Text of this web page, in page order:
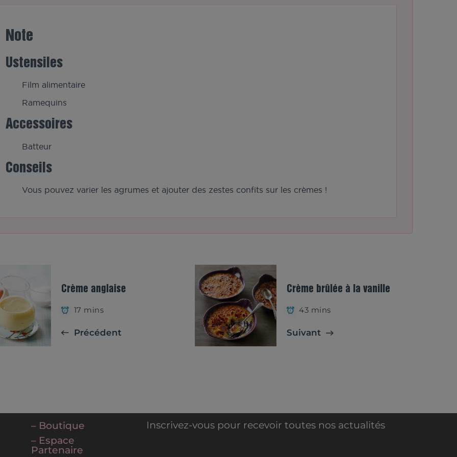
Note
Ustensiles
Film alimentaire
Ramequins
Accessoires
Batteur
Conseils
Vous pouvez varier les agrumes et ajouter des zestes confits sur les crèmes !
Crème anglaise
17 mins
Précédent
Crème brûlée à la vanille
43 mins
Suivant
– Boutique
– Espace
Partenaire
Inscrivez-vous pour recevoir toutes nos actualités